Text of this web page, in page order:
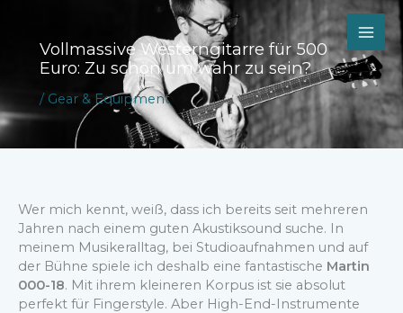
springenVollmassive Westerngitarre für 500
Euro: Zu schön um wahr zu sein?
/ Gear & Equipment
Wer mich kennt, weiß, dass ich bereits seit mehreren
Jahren nach einem guten Akustiksound suche. In
meinem Musikeralltag, bei Studioaufnahmen und auf
der Bühne spiele ich deshalb eine fantastische Martin
000-18. Mit ihrem kleineren Korpus ist sie absolut
perfekt für Fingerstyle. Aber High-End-Instrumente